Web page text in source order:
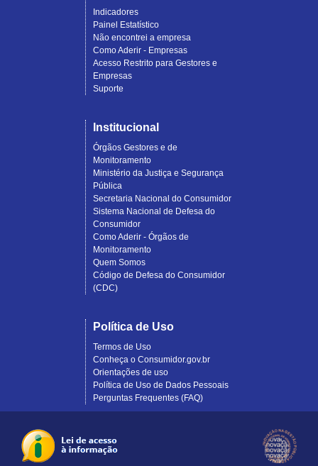
Indicadores
Painel Estatístico
Não encontrei a empresa
Como Aderir - Empresas
Acesso Restrito para Gestores e
Empresas
Suporte
Institucional
Órgãos Gestores e de
Monitoramento
Ministério da Justiça e Segurança
Pública
Secretaria Nacional do Consumidor
Sistema Nacional de Defesa do
Consumidor
Como Aderir - Órgãos de
Monitoramento
Quem Somos
Código de Defesa do Consumidor
(CDC)
Política de Uso
Termos de Uso
Conheça o Consumidor.gov.br
Orientações de uso
Política de Uso de Dados Pessoais
Perguntas Frequentes (FAQ)